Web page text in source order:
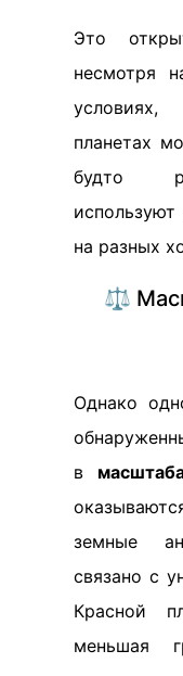
Это
несмотря
планетах
будто
на разных
⚖️
Однако
в
земные
связано с
Красной
меньшая